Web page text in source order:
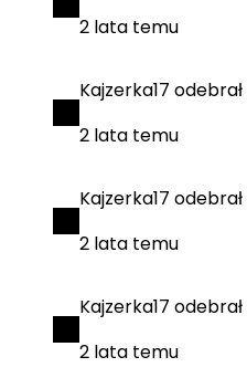
2 lata temu
Kajzerka17 odebrał
2 lata temu
Kajzerka17 odebrał
2 lata temu
Kajzerka17 odebrał
2 lata temu